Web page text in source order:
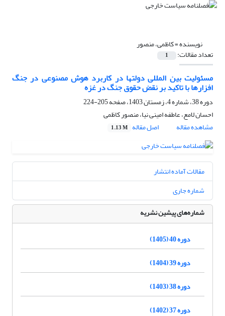
نویسنده =کاظمی، منصور
تعداد مقالات: 1
مسئولیت بین المللی دولتها در کاربرد هوش مصنوعی در جنگ
افزارها با تاکید بر نقض حقوق جنگ در غزه
دوره 38، شماره 4، زمستان 1403، صفحه
205-224
احسان لامع، عاطفه امینی نیا، منصور کاظمی
مشاهده مقاله
اصل مقاله 1.13 M
مقالات آماده انتشار
شماره جاری
شماره‌های پیشین نشریه
دوره 40 (1405)
دوره 39 (1404)
دوره 38 (1403)
دوره 37 (1402)